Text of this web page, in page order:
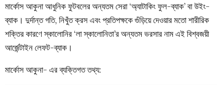
মার্কোস আকুনা আধুনিক ফুটবলের অন্যতম সেরা ‘অ্যাটাকিং ফুল-ব্যাক’ বা উইং-
ব্যাক। দুর্দান্ত গতি, নিখুঁত ক্রস এবং প্রতিপক্ষকে গুঁড়িয়ে দেওয়ার মতো শারীরিক
শক্তির কারণে স্কালোনির ‘লা স্কালোনিতা’র অন্যতম ভরসার নাম এই বিশ্বজয়ী
আর্জেন্টাইন লেফট-ব্যাক।
মার্কোস আকুনা- এর ব্যক্তিগত তথ্য: